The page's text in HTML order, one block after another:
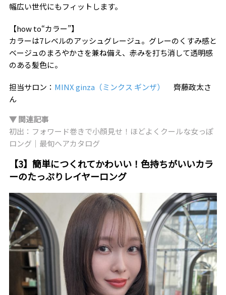
幅広い世代にもフィットします。
【how to“カラー”】
カラーは7レベルのアッシュグレージュ。グレーのくすみ感と
ベージュのまろやかさを兼ね備え、赤みを打ち消して透明感
のある髪色に。
担当サロン： MINX ginza（ミンクス ギンザ）
齊藤政太さ
ん
▼ 関連記事
初出：フォワード巻きで小顔見せ！ほどよくクールな女っぽ
ロング｜最旬ヘアカタログ
【3】簡単につくれてかわいい！色持ちがいいカラ
ーのたっぷりレイヤーロング